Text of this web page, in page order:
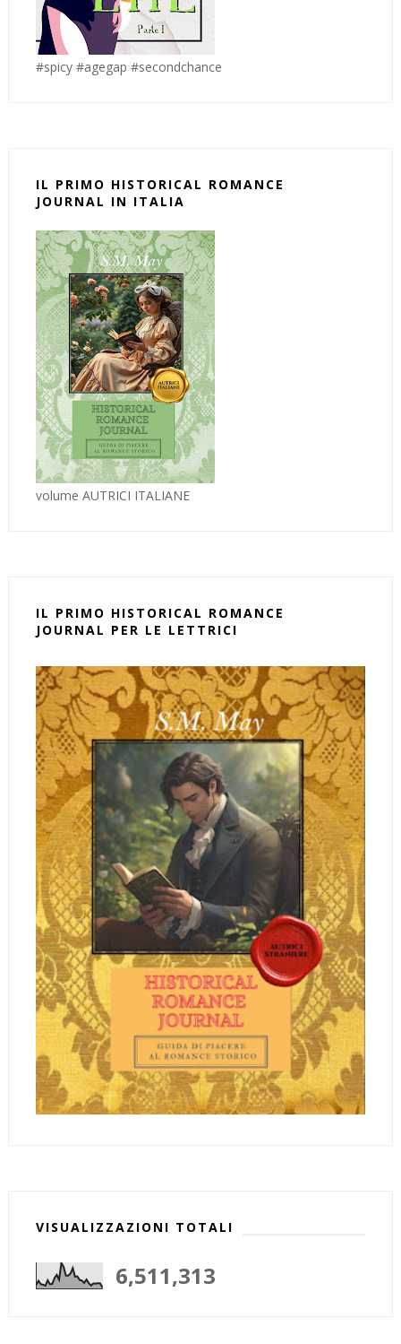
#spicy #agegap #secondchance
IL PRIMO HISTORICAL ROMANCE
JOURNAL IN ITALIA
volume AUTRICI ITALIANE
IL PRIMO HISTORICAL ROMANCE
JOURNAL PER LE LETTRICI
VISUALIZZAZIONI TOTALI
6,511,313